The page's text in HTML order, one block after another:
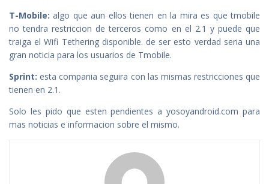
T-Mobile: algo que aun ellos tienen en la mira es que tmobile
no tendra restriccion de terceros como en el 2.1 y puede que
traiga el Wifi Tethering disponible. de ser esto verdad seria una
gran noticia para los usuarios de Tmobile.
Sprint: esta compania seguira con las mismas restricciones que
tienen en 2.1.
Solo les pido que esten pendientes a yosoyandroid.com para
mas noticias e informacion sobre el mismo.